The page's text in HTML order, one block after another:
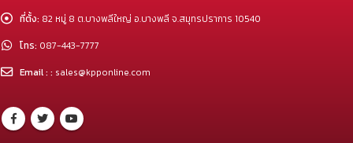
ที่ตั้ง: 82 หมู่ 8 ต.บางพลีใหญ่ อ.บางพลี จ.สมุทรปราการ 10540
โทร: 087-443-7777
Email : : sales@kpponline.com